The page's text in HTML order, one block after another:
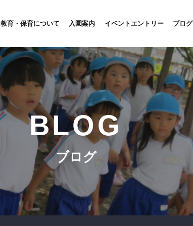
教育・保育について 入園案内 イベントエントリー ブログ
BLOG
ブログ